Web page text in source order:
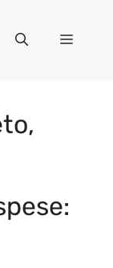
Menu